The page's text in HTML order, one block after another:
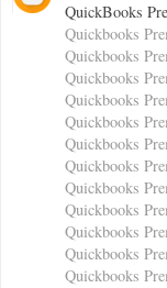
QuickBooks
Quickbooks
Quickbooks
Quickbooks
Quickbooks
Quickbooks
Quickbooks
Quickbooks
Quickbooks
Quickbooks
Quickbooks
Quickbooks
Quickbooks